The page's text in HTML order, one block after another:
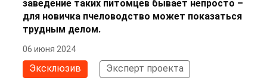
заведение таких питомцев бывает непросто –
для новичка пчеловодство может показаться
трудным делом.
06 июня 2024
Эксклюзив Эксперт проекта